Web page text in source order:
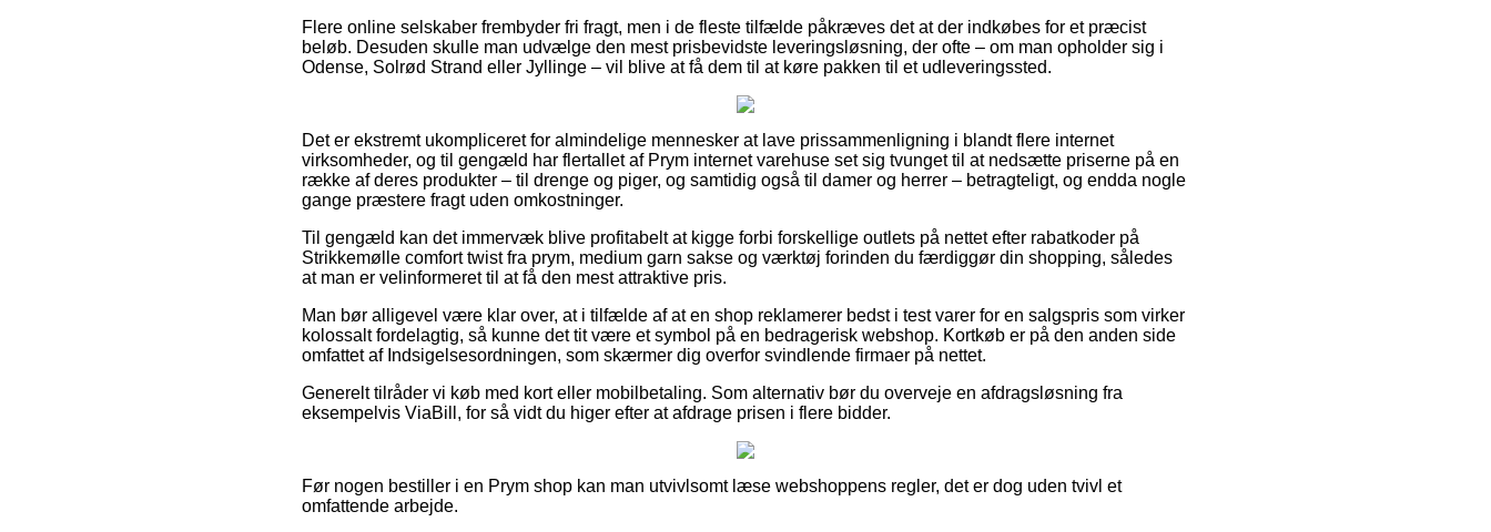
Flere online selskaber frembyder fri fragt, men i de fleste tilfælde påkræves det at der indkøbes for et præcist
beløb. Desuden skulle man udvælge den mest prisbevidste leveringsløsning, der ofte – om man opholder sig i
Odense, Solrød Strand eller Jyllinge – vil blive at få dem til at køre pakken til et udleveringssted.
Det er ekstremt ukompliceret for almindelige mennesker at lave prissammenligning i blandt flere internet
virksomheder, og til gengæld har flertallet af Prym internet varehuse set sig tvunget til at nedsætte priserne på en
række af deres produkter – til drenge og piger, og samtidig også til damer og herrer – betragteligt, og endda nogle
gange præstere fragt uden omkostninger.
Til gengæld kan det immervæk blive profitabelt at kigge forbi forskellige outlets på nettet efter rabatkoder på
Strikkemølle comfort twist fra prym, medium garn sakse og værktøj forinden du færdiggør din shopping, således
at man er velinformeret til at få den mest attraktive pris.
Man bør alligevel være klar over, at i tilfælde af at en shop reklamerer bedst i test varer for en salgspris som virker
kolossalt fordelagtig, så kunne det tit være et symbol på en bedragerisk webshop. Kortkøb er på den anden side
omfattet af Indsigelsesordningen, som skærmer dig overfor svindlende firmaer på nettet.
Generelt tilråder vi køb med kort eller mobilbetaling. Som alternativ bør du overveje en afdragsløsning fra
eksempelvis ViaBill, for så vidt du higer efter at afdrage prisen i flere bidder.
Før nogen bestiller i en Prym shop kan man utvivlsomt læse webshoppens regler, det er dog uden tvivl et
omfattende arbejde.